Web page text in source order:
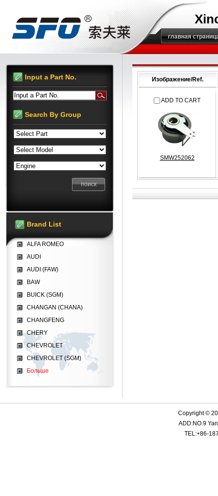
главная
Изображение/Ref.
ADD TO CART
SMW252062
Input a Part No.
Input a Part No.
Search By Group
Brand List
ALFA ROMEO
AUDI
AUDI (FAW)
BAW
BUICK (SGM)
CHANGAN (CHANA)
CHANGFENG
CHERY
CHEVROLET
CHEVROLET (SGM)
Больше
Copyright ©
ADD:NO.9
TEL:+86-